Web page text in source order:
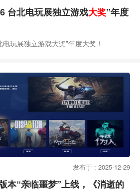
台北电玩展独立游戏大奖”年度
电玩展独立游戏大奖”年度大奖！
发布于 : 2025-12-29
本“亲临噩梦”上线，《消逝的